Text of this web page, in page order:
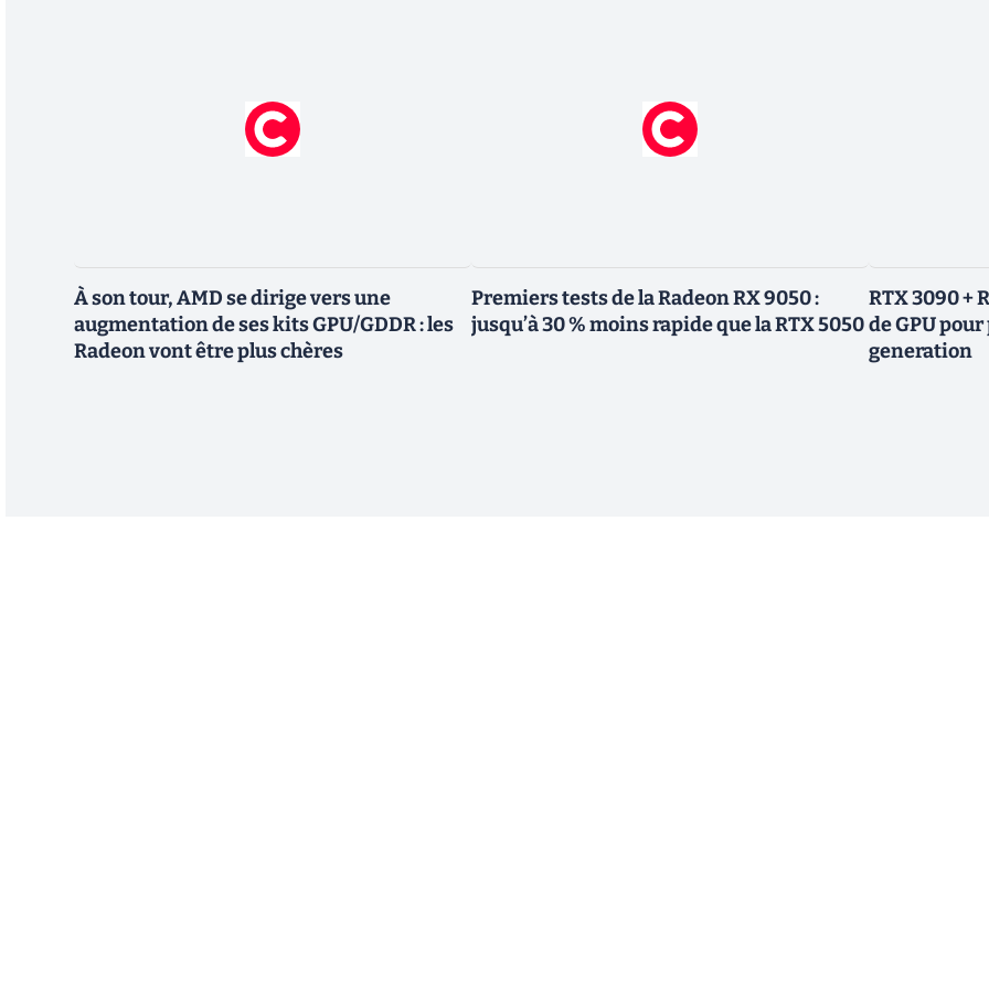
À son tour, AMD se dirige vers une
augmentation de ses kits GPU/GDDR : les
Radeon vont être plus chères
Premiers tests de la Radeon RX 9050 :
jusqu’à 30 % moins rapide que la RTX 5050
RTX 3090 +
de GPU
generation